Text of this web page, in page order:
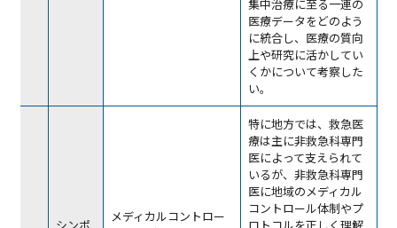
集中治療に至る一連の
医療データをどのよう
に統合し、医療の質向
上や研究に活かしてい
くかについて考察した
い。
シンポ
メディカルコントロー
特に地方では、救急医
療は主に非救急科専門
医によって支えられて
いるが、非救急科専門
医に地域のメディカル
コントロール体制やプ
ロトコルを正しく理解